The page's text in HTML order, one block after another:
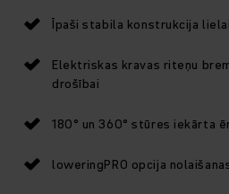
Īpaši stabila konstrukcija
Elektriskas kravas riteņu
drošībai
180° un 360° stūres iekārta
loweringPRO opcija